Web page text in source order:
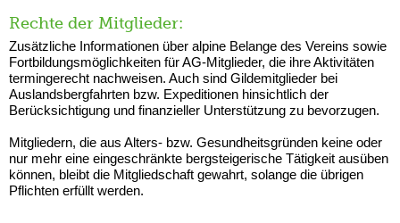
Rechte der Mitglieder:
Zusätzliche Informationen über alpine Belange des Vereins sowie
Fortbildungsmöglichkeiten für AG-Mitglieder, die ihre Aktivitäten
termingerecht nachweisen. Auch sind Gildemitglieder bei
Auslandsbergfahrten bzw. Expeditionen hinsichtlich der
Berücksichtigung und finanzieller Unterstützung zu bevorzugen.
Mitgliedern, die aus Alters- bzw. Gesundheitsgründen keine oder
nur mehr eine eingeschränkte bergsteigerische Tätigkeit ausüben
können, bleibt die Mitgliedschaft gewahrt, solange die übrigen
Pflichten erfüllt werden.